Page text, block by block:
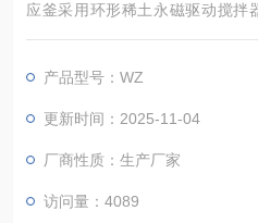
应釜采用环形稀土永磁驱动搅拌
漏，耐高温、高压、高真空、搅
其他要求无泄漏的各种搅拌反应
石墨、陶瓷、聚四氟乙烯填充碳
产品型号：WZ
更新时间：2025-11-04
厂商性质：生产厂家
访问量：4089